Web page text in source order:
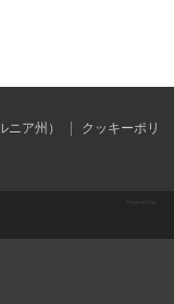
ア州） | クッキーポリ